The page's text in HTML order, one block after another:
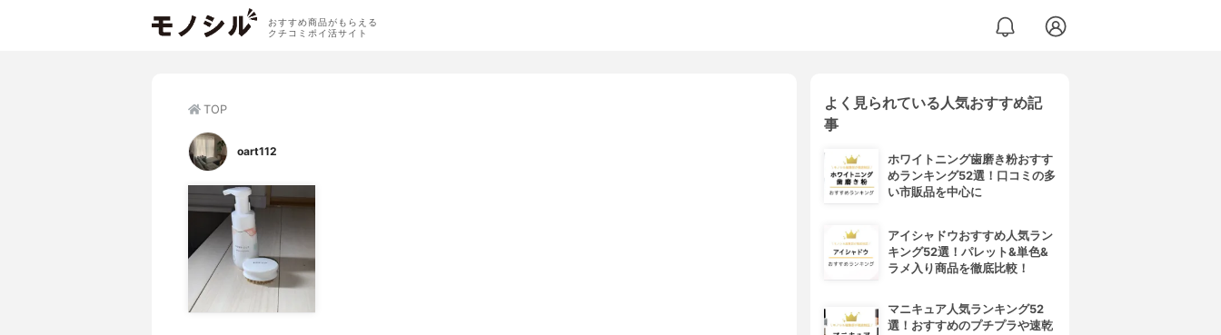
おすすめ商品がもらえる
クチコミポイ活サイト
TOP
oart112
よく見られている人気おすすめ記
事
ホワイトニング歯磨き粉おすす
めランキング52選！口コミの多
い市販品を中心に
アイシャドウおすすめ人気ラン
キング52選！パレット&単色&
ラメ入り商品を徹底比較！
マニキュア人気ランキング52
選！おすすめのプチプラや速乾